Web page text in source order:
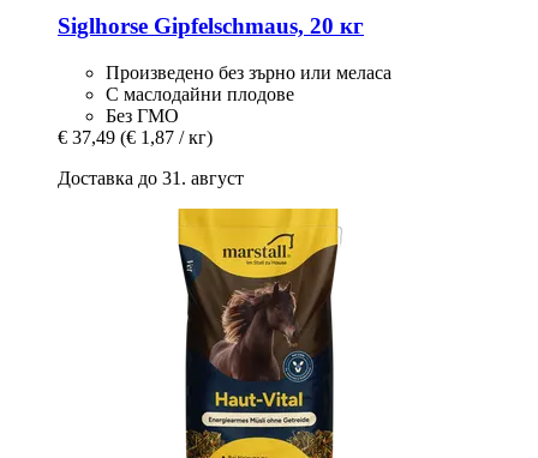
Siglhorse Gipfelschmaus, 20 кг
Произведено без зърно или меласа
С маслодайни плодове
Без ГМО
€ 37,49 (€ 1,87 / кг)
Доставка до 31. август